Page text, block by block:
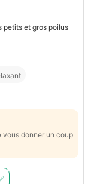
petits et gros poilus
vous donner un coup